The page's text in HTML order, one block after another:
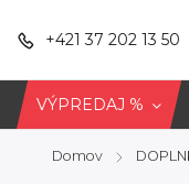
+421 37 202 13 50
VÝPREDAJ %
Domov /